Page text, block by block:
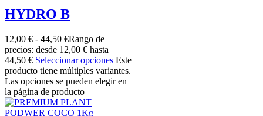
HYDRO B
12,00 € - 44,50 €Rango de
precios: desde 12,00 € hasta
44,50 € Seleccionar opciones Este
producto tiene múltiples variantes.
Las opciones se pueden elegir en
la página de producto